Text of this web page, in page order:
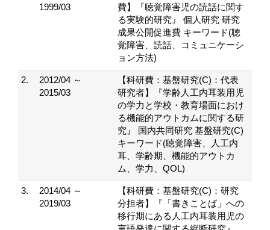
1999/03
費】『聴覚障害児の読話に関す
る実験的研究』 個人研究 研究
成果公開促進費 キーワード(聴
覚障害、読話、コミュニケーシ
ョン方法)
2.
2012/04 ～
2015/03
【科研費：基盤研究(C)：代表
研究者】『学齢人工内耳装用児
の学力と学校・教育場面におけ
る機能的アウトカムに関する研
究』 国内共同研究 基盤研究(C)
キーワード(聴覚障害、人工内
耳、学齢期、機能的アウトカ
ム、学力、QOL)
3.
2014/04 ～
2019/03
【科研費：基盤研究(C)：研究
分担者】『「書きことば」への
移行期にある人工内耳装用児の